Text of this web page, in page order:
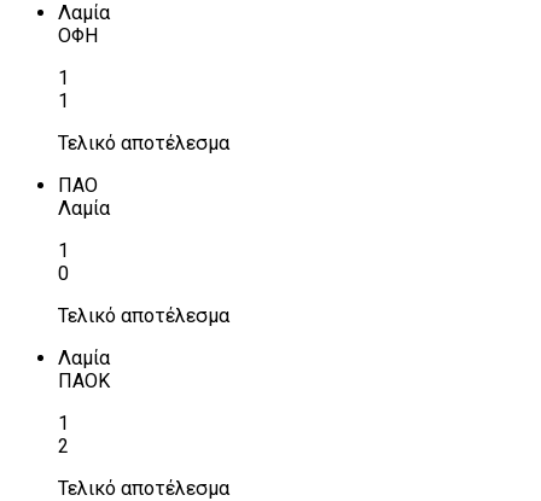
Λαμία
ΟΦΗ
1
1
Τελικό αποτέλεσμα
ΠΑΟ
Λαμία
1
0
Τελικό αποτέλεσμα
Λαμία
ΠΑΟΚ
1
2
Τελικό αποτέλεσμα